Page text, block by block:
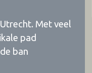
Met veel
pad
ban